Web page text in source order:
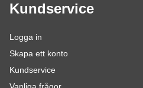
Kundservice
Logga in
Skapa ett konto
Kundservice